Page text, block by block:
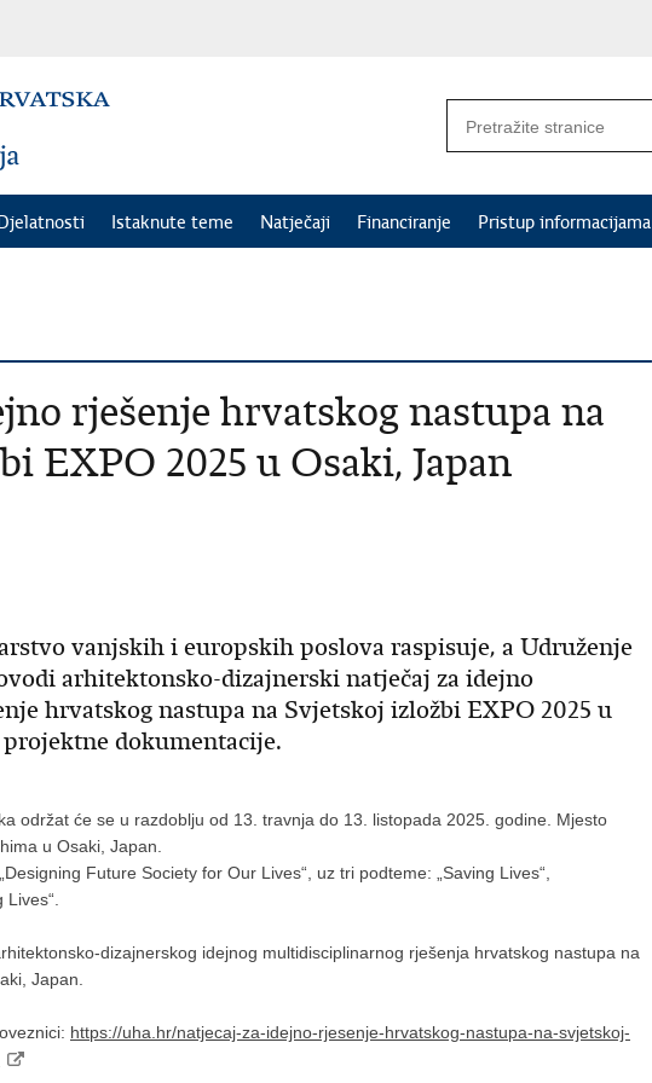
Istaknute teme Natječaji Financiranje Pristup informacijama
rješenje hrvatskog nastupa na
EXPO 2025 u Osaki, Japan
vanjskih i europskih poslova raspisuje, a Udruženje
arhitektonsko-dizajnerski natječaj za idejno
hrvatskog nastupa na Svjetskoj izložbi EXPO 2025 u
projektne dokumentacije.
održat će se u razdoblju od 13. travnja do 13. listopada 2025. godine. Mjesto
u Osaki, Japan.
Future Society for Our Lives“, uz tri podteme: „Saving Lives“,
dizajnerskog idejnog multidisciplinarnog rješenja hrvatskog nastupa na
Japan.
https://uha.hr/natjecaj-za-idejno-rjesenje-hrvatskog-nastupa-na-svjetskoj-